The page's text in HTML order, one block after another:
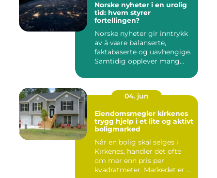
Norske nyheter i en urolig
tid: hvem styrer
fortellingen?
Norske nyheter gir inntrykk
av å være balanserte,
faktabaserte og uavhengige.
Samtidig opplever mang...
04. jun
Eiendomsmegler kirkenes
trygg hjelp i et lite og aktivt
boligmarked
Når en bolig skal selges i
Kirkenes, handler det ofte
om mer enn pris per
kvadratmeter. Markedet er ...